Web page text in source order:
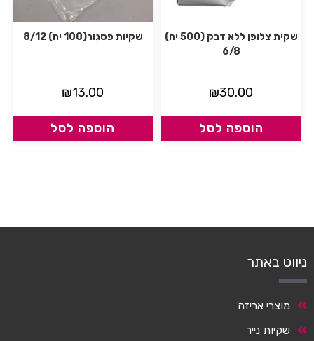
שקית צלופן ללא דבק (500 יח)
6/8
₪30.00
הוספה לסל
שקיות פסגור(100 יח) 8/12
₪13.00
הוספה לסל
ניווט באתר
מוצרי אריזה
שקיות נייר